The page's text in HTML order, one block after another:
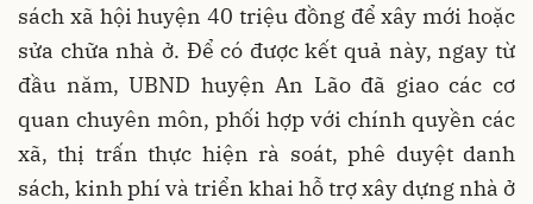
sách xã hội huyện 40 triệu đồng để xây mới hoặc
sửa chữa nhà ở. Để có được kết quả này, ngay từ
đầu năm, UBND huyện An Lão đã giao các cơ
quan chuyên môn, phối hợp với chính quyền các
xã, thị trấn thực hiện rà soát, phê duyệt danh
sách, kinh phí và triển khai hỗ trợ xây dựng nhà ở